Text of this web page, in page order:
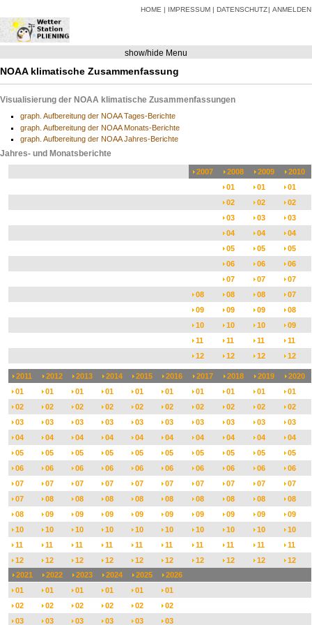
HOME IMPRESSUM DATENSCHUTZ ANMELDEN
show/hide Menu
NOAA klimatische Zusammenfassung
Visualisierung der NOAA klimatische Zusammenfassungen
graph. Aufbereitung der NOAA Tages-Berichte
graph. Aufbereitung der NOAA Monats-Berichte
graph. Aufbereitung der NOAA Jahres-Berichte
Jahres- und Monatsberichte
2007 2008 2009
2010
01
01
01
02
02
02
03
03
03
04
04
04
05
05
05
06
06
06
07
07
07
08
08 08
07
09
09 09
08
10
10 10
09
11
11 11
11
12
12 12 12
2011 2012 2013 2014 2015 2016 2017 2018 2019
2020
01
01 01 01 01 01 01 01 01
01
02
02 02 02 02 02 02 02 02
02
03
03 03 03 03 03 03 03 03
03
04
04 04 04 04 04 04 04 04
04
05
05 05 05 05 05 05 05 05
05
06
06 06 06 06 06 06 06 06
06
07
07 07 07 07 07 07 07 07
07
07
08 08 08 08 08 08 08 08
08
08
09 09 09 09 09 09 09 09
09
10
10 10 10 10 10 10 10 10
10
11
11 11 11 11 11 11 11 11
11
12
12 12 12 12 12 12 12 12
12
2021
2022 2023 2024 2025
2026
01
01 01 01 01
01
02
02 02 02 02
02
03
03 03 03 03 03